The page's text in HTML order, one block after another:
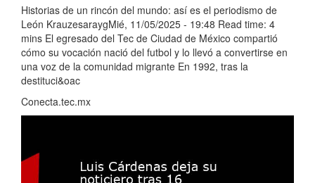
Historias de un rincón del mundo: así es el periodismo de
León KrauzesaraygMié, 11/05/2025 - 19:48 Read time: 4
mins El egresado del Tec de Ciudad de México compartió
cómo su vocación nació del futbol y lo llevó a convertirse en
una voz de la comunidad migrante En 1992, tras la
destituci&oac
Conecta.tec.mx